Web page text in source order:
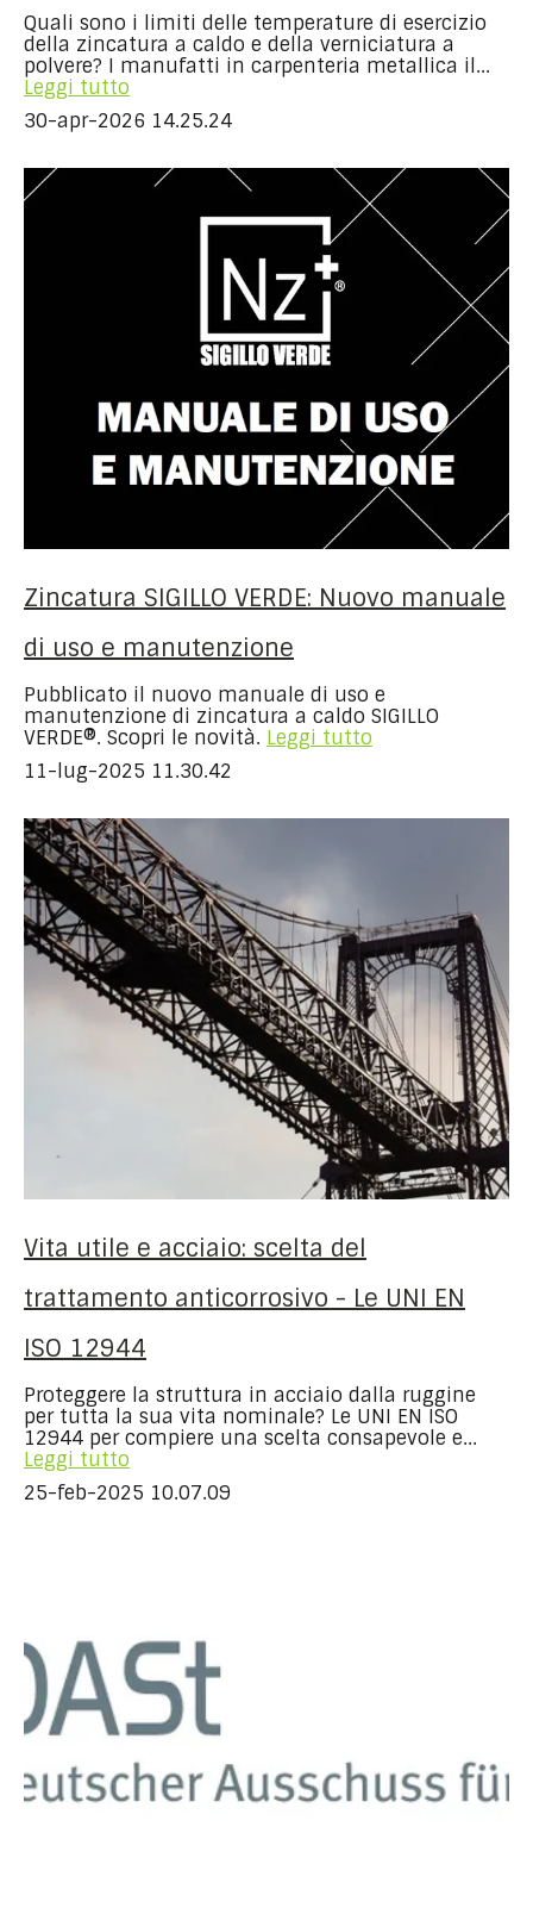
Quali sono i limiti delle temperature di esercizio
della zincatura a caldo e della verniciatura a
polvere? I manufatti in carpenteria metallica il...
Leggi tutto
30-apr-2026 14.25.24
Zincatura SIGILLO VERDE: Nuovo manuale
di uso e manutenzione
Pubblicato il nuovo manuale di uso e
manutenzione di zincatura a caldo SIGILLO
VERDE®. Scopri le novità. Leggi tutto
11-lug-2025 11.30.42
Vita utile e acciaio: scelta del
trattamento anticorrosivo - Le UNI EN
ISO 12944
Proteggere la struttura in acciaio dalla ruggine
per tutta la sua vita nominale? Le UNI EN ISO
12944 per compiere una scelta consapevole e...
Leggi tutto
25-feb-2025 10.07.09